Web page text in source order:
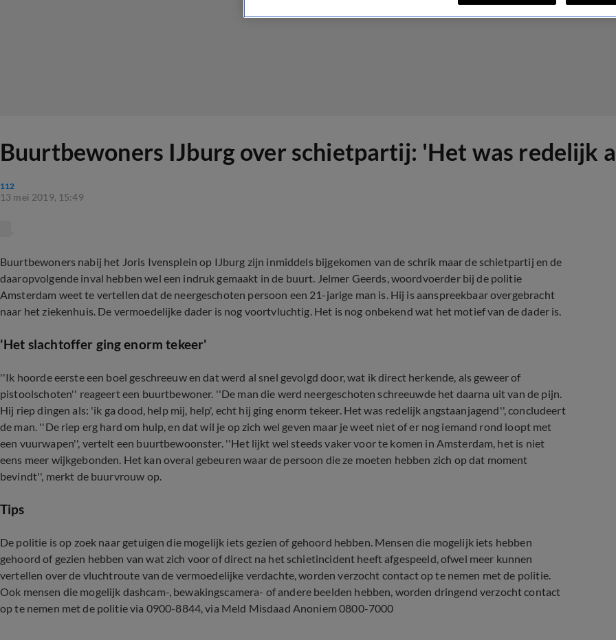
Buurtbewoners IJburg over schietpartij: 'Het was redelijk
112
13 mei 2019, 15:49
Buurtbewoners nabij het Joris Ivensplein op IJburg zijn inmiddels bijgekomen van de schrik maar de schietpartij en de
daaropvolgende inval hebben wel een indruk gemaakt in de buurt. Jelmer Geerds, woordvoerder bij de politie
Amsterdam weet te vertellen dat de neergeschoten persoon een 21-jarige man is. Hij is aanspreekbaar overgebracht
naar het ziekenhuis. De vermoedelijke dader is nog voortvluchtig. Het is nog onbekend wat het motief van de dader is.
'Het slachtoffer ging enorm tekeer'
''Ik hoorde eerste een boel geschreeuw en dat werd al snel gevolgd door, wat ik direct herkende, als geweer of
pistoolschoten'' reageert een buurtbewoner. ''De man die werd neergeschoten schreeuwde het daarna uit van de pijn.
Hij riep dingen als: 'ik ga dood, help mij, help', echt hij ging enorm tekeer. Het was redelijk angstaanjagend'', concludeert
de man. ''De riep erg hard om hulp, en dat wil je op zich wel geven maar je weet niet of er nog iemand rond loopt met
een vuurwapen'', vertelt een buurtbewoonster. ''Het lijkt wel steeds vaker voor te komen in Amsterdam, het is niet
eens meer wijkgebonden. Het kan overal gebeuren waar de persoon die ze moeten hebben zich op dat moment
bevindt'', merkt de buurvrouw op.
Tips
De politie is op zoek naar getuigen die mogelijk iets gezien of gehoord hebben. Mensen die mogelijk iets hebben
gehoord of gezien hebben van wat zich voor of direct na het schietincident heeft afgespeeld, ofwel meer kunnen
vertellen over de vluchtroute van de vermoedelijke verdachte, worden verzocht contact op te nemen met de politie.
Ook mensen die mogelijk dashcam-, bewakingscamera- of andere beelden hebben, worden dringend verzocht contact
op te nemen met de politie via 0900-8844, via Meld Misdaad Anoniem 0800-7000